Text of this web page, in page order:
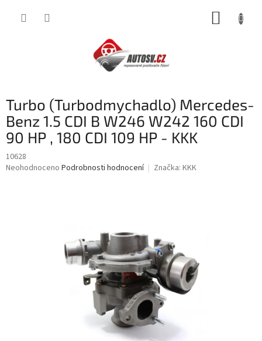
Turbo (Turbodmychadlo) Mercedes-
Benz 1.5 CDI B W246 W242 160 CDI
90 HP , 180 CDI 109 HP - KKK
10628
Průměrné
Neohodnoceno Podrobnosti hodnocení Značka: KKK